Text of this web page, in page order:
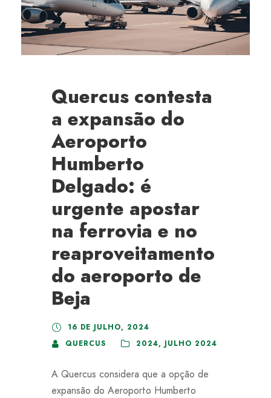
Quercus contesta
a expansão do
Aeroporto
Humberto
Delgado: é
urgente apostar
na ferrovia e no
reaproveitamento
do aeroporto de
Beja
16 DE JULHO, 2024
QUERCUS
2024, JULHO 2024
A Quercus considera que a opção de
expansão do Aeroporto Humberto